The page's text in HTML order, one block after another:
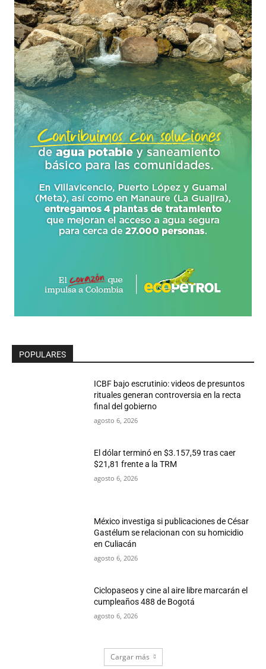
POPULARES
ICBF bajo escrutinio: videos de presuntos
rituales generan controversia en la recta
final del gobierno
agosto 6, 2026
El dólar terminó en $3.157,59 tras caer
$21,81 frente a la TRM
agosto 6, 2026
México investiga si publicaciones de César
Gastélum se relacionan con su homicidio
en Culiacán
agosto 6, 2026
Ciclopaseos y cine al aire libre marcarán el
cumpleaños 488 de Bogotá
agosto 6, 2026
Cargar más